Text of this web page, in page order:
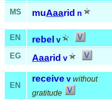
MS muAaarid n
EN rebel v
EG
Aaarid v
EN
receive v without
gratitude